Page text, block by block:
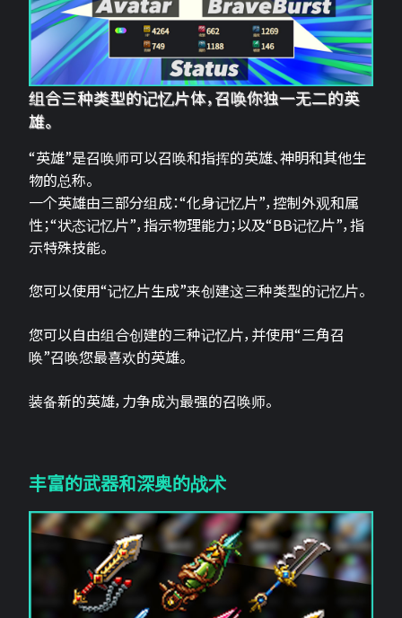
组合三种类型的记忆片体，召唤你独一无二的英
雄。
“英雄”是召唤师可以召唤和指挥的英雄、神明和其他生
物的总称。
一个英雄由三部分组成：“化身记忆片”，控制外观和属
性；“状态记忆片”，指示物理能力；以及“BB记忆片”，指
示特殊技能。
您可以使用“记忆片生成”来创建这三种类型的记忆片。
您可以自由组合创建的三种记忆片，并使用“三角召
唤”召唤您最喜欢的英雄。
装备新的英雄，力争成为最强的召唤师。
丰富的武器和深奥的战术